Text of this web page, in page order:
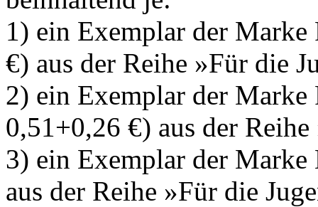
1) ein Exemplar der
€) aus der Reihe »Für die
2) ein Exemplar der
0,51+0,26 €) aus der
3) ein Exemplar der
aus der Reihe »Für die